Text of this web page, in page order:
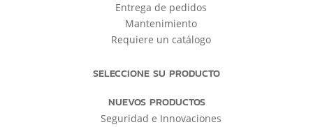
Entrega de pedidos
Mantenimiento
Requiere un catálogo
SELECCIONE SU PRODUCTO
NUEVOS PRODUCTOS
Seguridad e Innovaciones